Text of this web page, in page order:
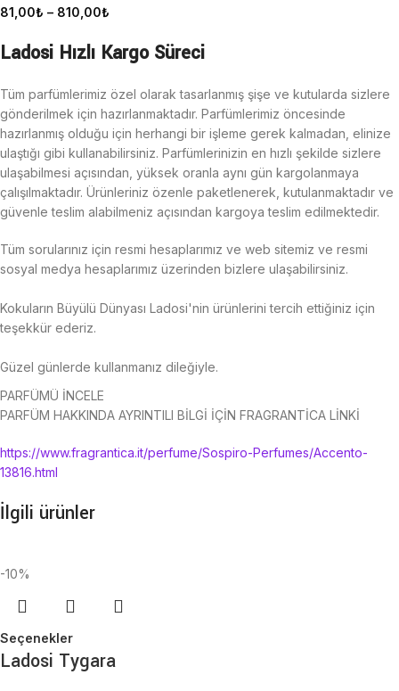
81,00₺ – 810,00₺
Ladosi Hızlı Kargo Süreci
Tüm parfümlerimiz özel olarak tasarlanmış şişe ve kutularda sizlere
gönderilmek için hazırlanmaktadır. Parfümlerimiz öncesinde
hazırlanmış olduğu için herhangi bir işleme gerek kalmadan, elinize
ulaştığı gibi kullanabilirsiniz. Parfümlerinizin en hızlı şekilde sizlere
ulaşabilmesi açısından, yüksek oranla aynı gün kargolanmaya
çalışılmaktadır. Ürünleriniz özenle paketlenerek, kutulanmaktadır ve
güvenle teslim alabilmeniz açısından kargoya teslim edilmektedir.
Tüm sorularınız için resmi hesaplarımız ve web sitemiz ve resmi
sosyal medya hesaplarımız üzerinden bizlere ulaşabilirsiniz.
Kokuların Büyülü Dünyası Ladosi'nin ürünlerini tercih ettiğiniz için
teşekkür ederiz.
Güzel günlerde kullanmanız dileğiyle.
PARFÜMÜ İNCELE
PARFÜM HAKKINDA AYRINTILI BİLGİ İÇİN FRAGRANTİCA LİNKİ
https://www.fragrantica.it/perfume/Sospiro-Perfumes/Accento-
13816.html
İlgili ürünler
-10%
Seçenekler
Ladosi Tygara